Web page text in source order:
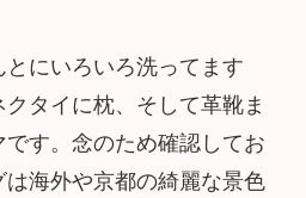
にいろいろ洗ってます
タイに枕、そして革靴ま
す。念のため確認してお
海外や京都の綺麗な景色